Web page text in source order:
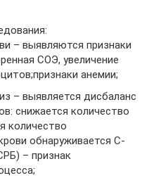
– выявляются признаки
СОЭ, увеличение
анемии;
– выявляется дисбаланс
снижается количество
количество
обнаруживается С-
– признак